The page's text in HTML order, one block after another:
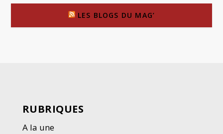
LES BLOGS DU MAG’
RUBRIQUES
A la une